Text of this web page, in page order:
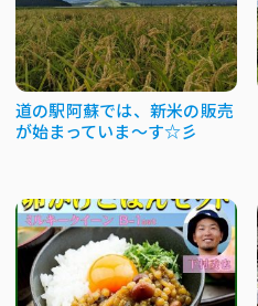
道の駅阿蘇では、新米の販売
が始まっていま～す☆彡